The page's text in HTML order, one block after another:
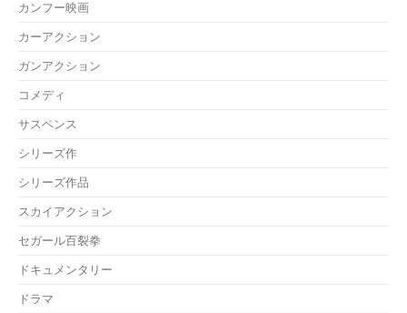
カンフー映画
カーアクション
ガンアクション
コメディ
サスペンス
シリーズ作
シリーズ作品
スカイアクション
セガール百裂拳
ドキュメンタリー
ドラマ